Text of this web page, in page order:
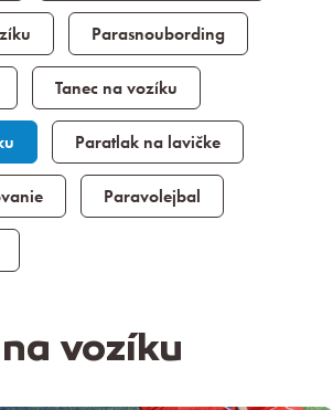
Parasnoubording
Tanec na vozíku
Paratlak na lavičke
Paravolejbal
vozíku